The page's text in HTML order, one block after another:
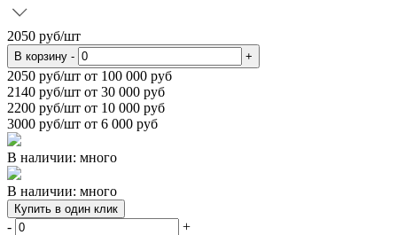
2050 руб/шт
В корзину - +
2050 руб/шт от 100 000 руб
2140 руб/шт от 30 000 руб
2200 руб/шт от 10 000 руб
3000 руб/шт от 6 000 руб
В наличии: много
В наличии: много
Купить в один клик
-
+